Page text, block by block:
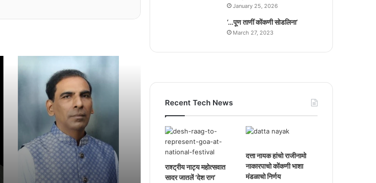
एरणाकुळमांत घडयले कोंकणी पुस्तक चर्चा
एळमक्करात घडयलें कोंकणी साक्षरताय शिबीर
‘कोंकणीच्या अभ्यासाक आनी प्रमाणीकरणाक आर.
के. राव हांचें योगदान म्हत्वाचें’
January 25, 2026
‘…पूण ताणीं कोंकणी सोडलिना’
March 27, 2023
Recent Tech News
राश्ट्रीय नाट्य महोत्सवात
सादर जातलें ‘देश राग’
दत्ता नायक हांचो राजीनामो
नाकारपाचो कोंकणी भाशा
मंडळाचो निर्णय